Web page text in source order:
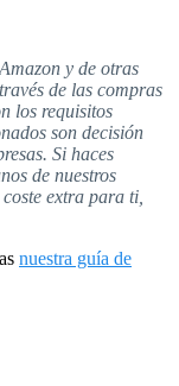
y de otras
de las compras
los requisitos
son decisión
Si haces
de nuestros
extra para ti,
nuestra guía de